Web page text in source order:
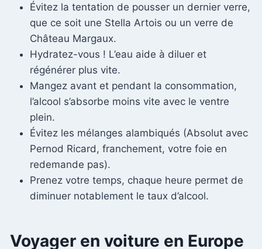
Évitez la tentation de pousser un dernier verre,
que ce soit une Stella Artois ou un verre de
Château Margaux.
Hydratez-vous ! L’eau aide à diluer et
régénérer plus vite.
Mangez avant et pendant la consommation,
l’alcool s’absorbe moins vite avec le ventre
plein.
Évitez les mélanges alambiqués (Absolut avec
Pernod Ricard, franchement, votre foie en
redemande pas).
Prenez votre temps, chaque heure permet de
diminuer notablement le taux d’alcool.
Voyager en voiture en Europe